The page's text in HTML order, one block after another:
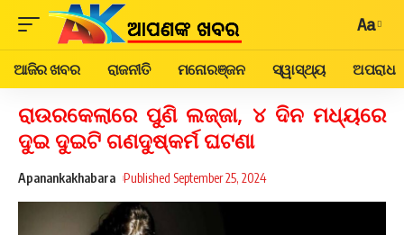
Aa
ଆଜିର ଖବର ରାଜନୀତି ମନୋରଞ୍ଜନ ସ୍ୱାସ୍ଥ୍ୟ ଅପରାଧ
ରାଉରକେଲାରେ ପୁଣି ଲଜ୍ଜା, ୪ ଦିନ ମଧ୍ୟରେ
ଦୁଇ ଦୁଇଟି ଗଣଦୁଷ୍କର୍ମ ଘଟଣା
Apanankakhabara Published September 25, 2024